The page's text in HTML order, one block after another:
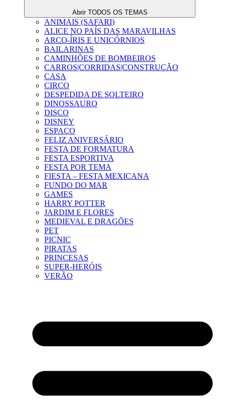
Abrir TODOS OS TEMAS
ANIMAIS (SAFARI)
ALICE NO PAÍS DAS MARAVILHAS
ARCO-ÍRIS E UNICÓRNIOS
BAILARINAS
CAMINHÕES DE BOMBEIROS
CARROS|CORRIDAS|CONSTRUÇÃO
CASA
CIRCO
DESPEDIDA DE SOLTEIRO
DINOSSAURO
DISCO
DISNEY
ESPAÇO
FELIZ ANIVERSÁRIO
FESTA DE FORMATURA
FESTA ESPORTIVA
FESTA POR TEMA
FIESTA – FESTA MEXICANA
FUNDO DO MAR
GAMES
HARRY POTTER
JARDIM E FLORES
MEDIEVAL E DRAGÕES
PET
PICNIC
PIRATAS
PRINCESAS
SUPER-HERÓIS
VERÃO